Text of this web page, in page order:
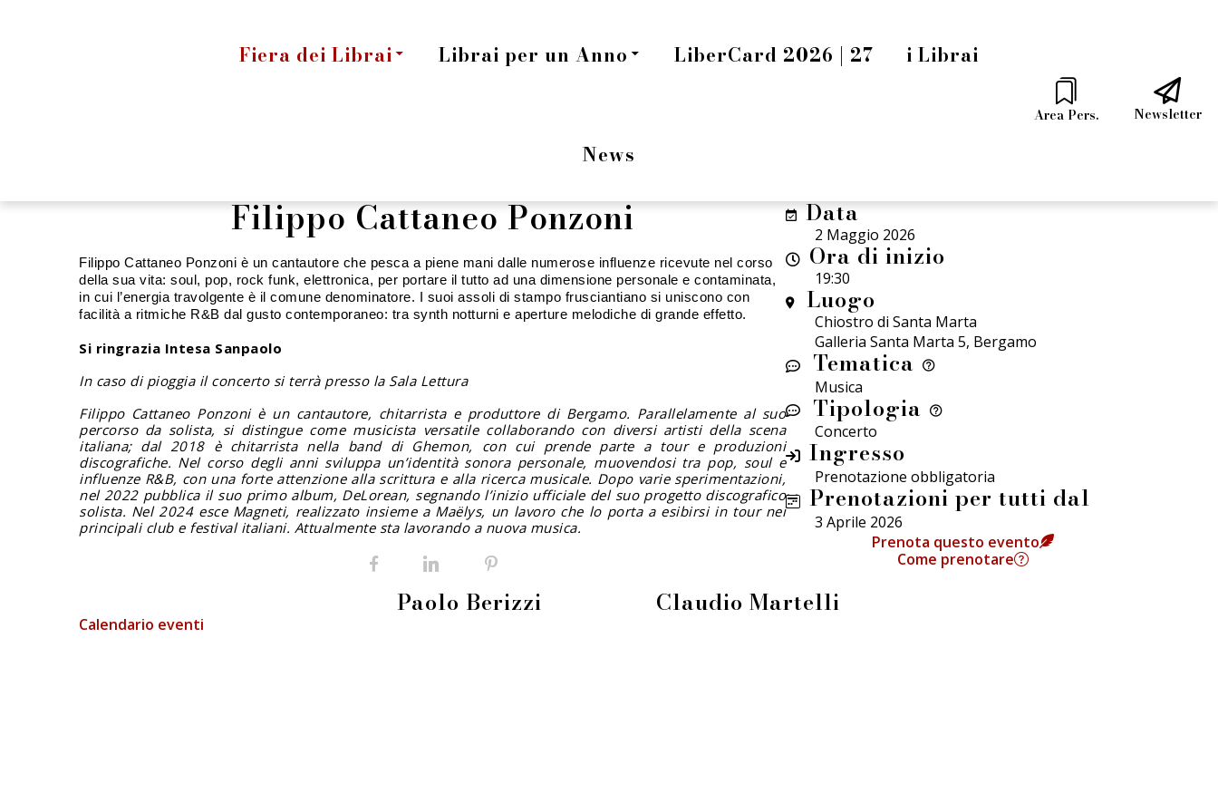
Fiera dei Librai Librai per un Anno LiberCard 2026 | 27 i Librai
News
Area Pers. Newsletter
Filippo Cattaneo Ponzoni
Filippo Cattaneo Ponzoni è un cantautore che pesca a piene mani dalle numerose influenze ricevute nel corso
della sua vita: soul, pop, rock funk, elettronica, per portare il tutto ad una dimensione personale e contaminata,
in cui l’energia travolgente è il comune denominatore. I suoi assoli di stampo frusciantiano si uniscono con
facilità a ritmiche R&B dal gusto contemporaneo: tra synth notturni e aperture melodiche di grande effetto.
Si ringrazia Intesa Sanpaolo
In caso di pioggia il concerto si terrà presso la Sala Lettura
Filippo Cattaneo Ponzoni è un cantautore, chitarrista e produttore di Bergamo. Parallelamente al suo
percorso da solista, si distingue come musicista versatile collaborando con diversi artisti della scena
italiana; dal 2018 è chitarrista nella band di Ghemon, con cui prende parte a tour e produzioni
discografiche. Nel corso degli anni sviluppa un’identità sonora personale, muovendosi tra pop, soul e
influenze R&B, con una forte attenzione alla scrittura e alla ricerca musicale. Dopo varie sperimentazioni,
nel 2022 pubblica il suo primo album, DeLorean, segnando l’inizio ufficiale del suo progetto discografico
solista. Nel 2024 esce Magneti, realizzato insieme a Maëlys, un lavoro che lo porta a esibirsi in tour nei
principali club e festival italiani. Attualmente sta lavorando a nuova musica.
Facebook LinkedIn
Data
2 Maggio 2026
Ora di inizio
19:30
Luogo
Chiostro di Santa Marta
Galleria Santa Marta 5, Bergamo
Tematica
Musica
Tipologia
Concerto
Ingresso
Prenotazione obbligatoria
Prenotazioni per tutti dal
3 Aprile 2026
Prenota questo evento
Come prenotare
Paolo Berizzi Claudio Martelli
Calendario eventi